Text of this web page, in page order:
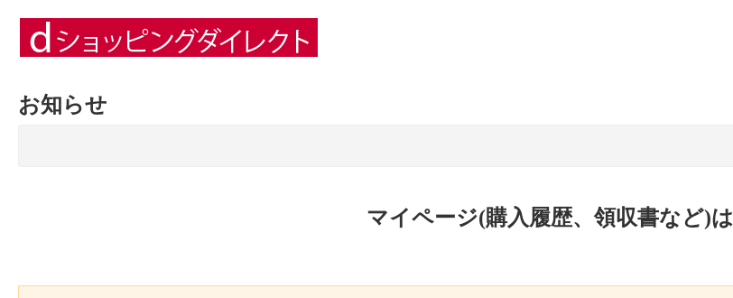
お知らせ
マイページ(購入履歴、領収書など)は